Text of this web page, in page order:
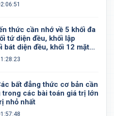
thức cần nhớ về 5 khối đa
tứ diện đều, khối lập
bát diện đều, khối 12 mặt
đều
bất đẳng thức cơ bản cần
trong các bài toán giá trị lớn
nhỏ nhất